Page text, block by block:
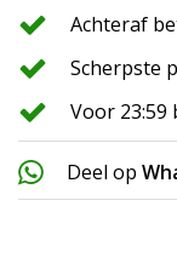
Achteraf
Scherpste
Voor 23:59
Deel op